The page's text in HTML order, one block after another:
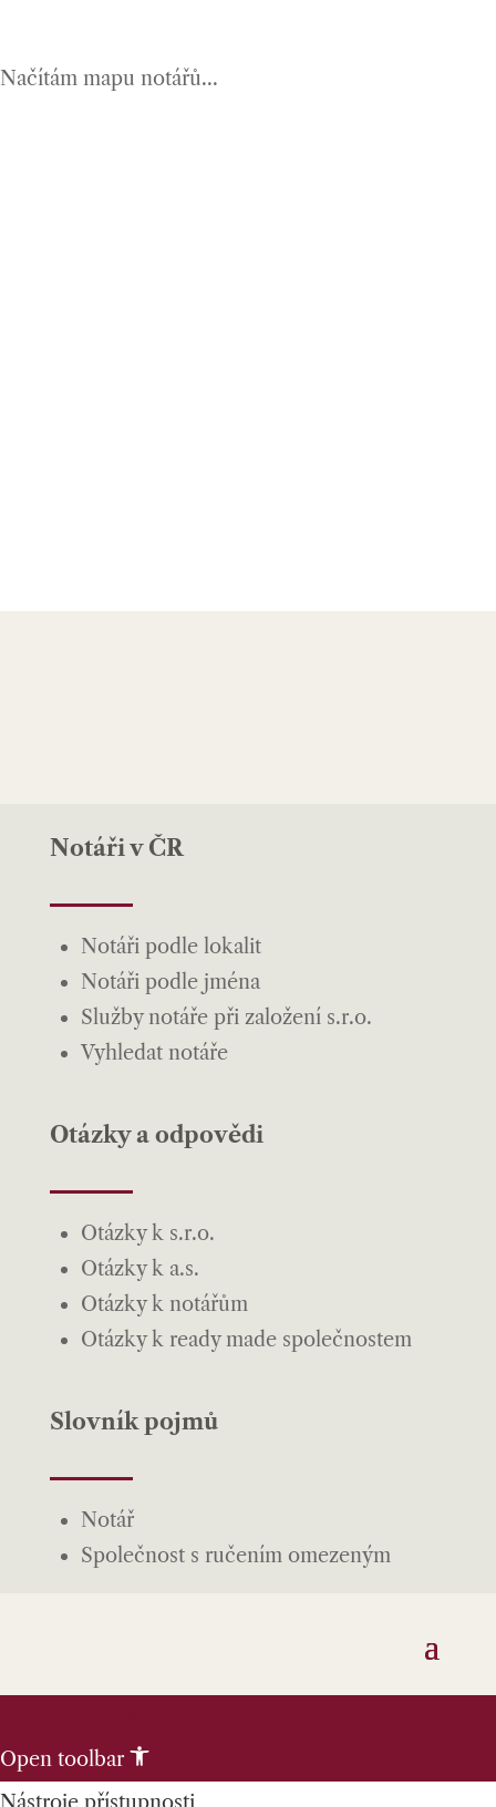
Načítám mapu notářů...
Notáři v ČR
Notáři podle lokalit
Notáři podle jména
Služby notáře při založení s.r.o.
Vyhledat notáře
Otázky a odpovědi
Otázky k s.r.o.
Otázky k a.s.
Otázky k notářům
Otázky k ready made společnostem
Slovník pojmů
Notář
Společnost s ručením omezeným
Open toolbar